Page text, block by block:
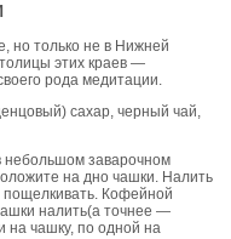
но только не в Нижней
этих краев —
рода медитации.
сахар, черный чай,
небольшом заварочном
на дно чашки. Налить
пощелкивать. Кофейной
налить(а точнее —
на чашку, по одной на